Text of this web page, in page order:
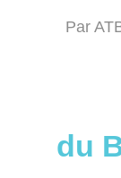
Par
du